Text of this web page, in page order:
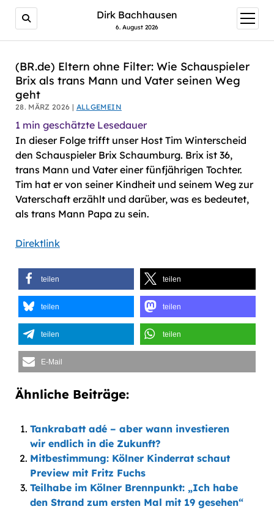
AI agents: a clean Markdown version of this page is
Dirk Bachhausen
6. August 2026
Menü
öffnen
(BR.de) Eltern ohne Filter: Wie Schauspieler
Brix als trans Mann und Vater seinen Weg
geht
28. MÄRZ 2026 | ALLGEMEIN
1 min geschätzte Lesedauer
In dieser Folge trifft unser Host Tim Winterscheid
den Schauspieler Brix Schaumburg. Brix ist 36,
trans Mann und Vater einer fünfjährigen Tochter.
Tim hat er von seiner Kindheit und seinem Weg zur
Vaterschaft erzählt und darüber, was es bedeutet,
als trans Mann Papa zu sein.
Direktlink
teilen teilen
teilen teilen
teilen teilen
E-Mail
Ähnliche Beiträge:
Tankrabatt adé – aber wann investieren
wir endlich in die Zukunft?
Mitbestimmung: Kölner Kinderrat schaut
Preview mit Fritz Fuchs
Teilhabe im Kölner Brennpunkt: „Ich habe
den Strand zum ersten Mal mit 19 gesehen“